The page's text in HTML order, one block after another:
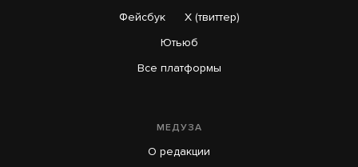
в Черном море на фоне участившихся атак России
Фейсбук
X (твиттер)
Ютьюб
Все платформы
МЕДУЗА
О редакции